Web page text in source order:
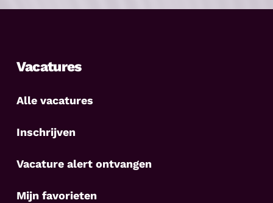
Vacatures
Alle vacatures
Inschrijven
Vacature alert ontvangen
Mijn favorieten